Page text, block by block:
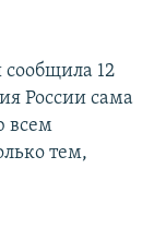
12
России сама
всем
тем,